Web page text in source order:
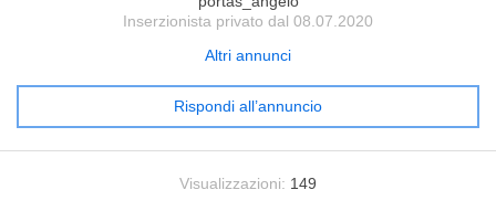
Inserzionista privato dal 08.07.2020
Altri annunci
Rispondi all’annuncio
Visualizzazioni: 149